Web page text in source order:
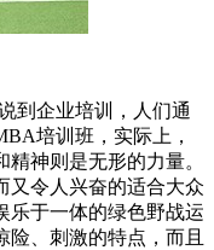
到企业培训，人们通
培训班，实际上，
神则是无形的力量。
又令人兴奋的适合大众
乐于一体的绿色野战运
、刺激的特点，而且